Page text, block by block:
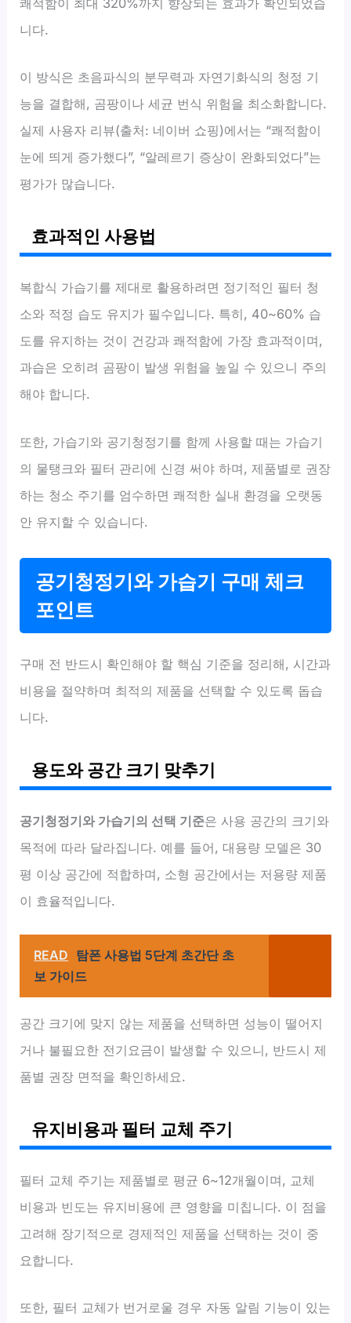
쾌적함이 최대 320%까지 향상되는 효과가 확인되었습
니다.
이 방식은 초음파식의 분무력과 자연기화식의 청정 기
능을 결합해, 곰팡이나 세균 번식 위험을 최소화합니다.
실제 사용자 리뷰(출처: 네이버 쇼핑)에서는 “쾌적함이
눈에 띄게 증가했다”, “알레르기 증상이 완화되었다”는
평가가 많습니다.
효과적인 사용법
복합식 가습기를 제대로 활용하려면 정기적인 필터 청
소와 적정 습도 유지가 필수입니다. 특히, 40~60% 습
도를 유지하는 것이 건강과 쾌적함에 가장 효과적이며,
과습은 오히려 곰팡이 발생 위험을 높일 수 있으니 주의
해야 합니다.
또한, 가습기와 공기청정기를 함께 사용할 때는 가습기
의 물탱크와 필터 관리에 신경 써야 하며, 제품별로 권장
하는 청소 주기를 엄수하면 쾌적한 실내 환경을 오랫동
안 유지할 수 있습니다.
공기청정기와 가습기 구매 체크
포인트
구매 전 반드시 확인해야 할 핵심 기준을 정리해, 시간과
비용을 절약하며 최적의 제품을 선택할 수 있도록 돕습
니다.
용도와 공간 크기 맞추기
공기청정기와 가습기의 선택 기준은 사용 공간의 크기와
목적에 따라 달라집니다. 예를 들어, 대용량 모델은 30
평 이상 공간에 적합하며, 소형 공간에서는 저용량 제품
이 효율적입니다.
READ 탐폰 사용법 5단계 초간단 초
보 가이드
공간 크기에 맞지 않는 제품을 선택하면 성능이 떨어지
거나 불필요한 전기요금이 발생할 수 있으니, 반드시 제
품별 권장 면적을 확인하세요.
유지비용과 필터 교체 주기
필터 교체 주기는 제품별로 평균 6~12개월이며, 교체
비용과 빈도는 유지비용에 큰 영향을 미칩니다. 이 점을
고려해 장기적으로 경제적인 제품을 선택하는 것이 중
요합니다.
또한, 필터 교체가 번거로울 경우 자동 알림 기능이 있는